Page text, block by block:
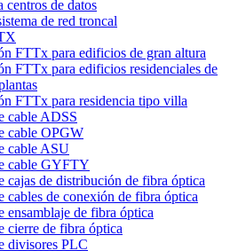
centros de datos
de red troncal
FTTx para edificios de gran altura
FTTx para edificios residenciales de
FTTx para residencia tipo villa
cable ADSS
cable OPGW
cable ASU
cable GYFTY
cajas de distribución de fibra óptica
cables de conexión de fibra óptica
ensamblaje de fibra óptica
cierre de fibra óptica
divisores PLC